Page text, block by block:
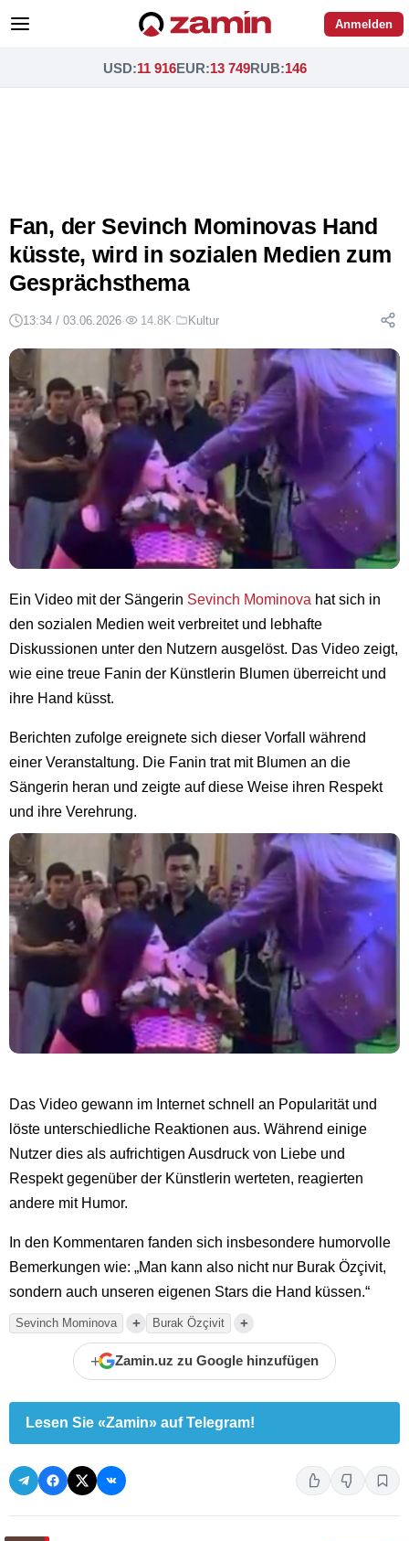
Anmelden
USD:11 916EUR:13 749RUB:146
Fan, der Sevinch Mominovas Hand
küsste, wird in sozialen Medien zum
Gesprächsthema
13:34 / 03.06.2026· 14.8K· Kultur
Ein Video mit der Sängerin Sevinch Mominova hat sich in
den sozialen Medien weit verbreitet und lebhafte
Diskussionen unter den Nutzern ausgelöst. Das Video zeigt,
wie eine treue Fanin der Künstlerin Blumen überreicht und
ihre Hand küsst.
Berichten zufolge ereignete sich dieser Vorfall während
einer Veranstaltung. Die Fanin trat mit Blumen an die
Sängerin heran und zeigte auf diese Weise ihren Respekt
und ihre Verehrung.
Das Video gewann im Internet schnell an Popularität und
löste unterschiedliche Reaktionen aus. Während einige
Nutzer dies als aufrichtigen Ausdruck von Liebe und
Respekt gegenüber der Künstlerin werteten, reagierten
andere mit Humor.
In den Kommentaren fanden sich insbesondere humorvolle
Bemerkungen wie: „Man kann also nicht nur Burak Özçivit,
sondern auch unseren eigenen Stars die Hand küssen.“
Sevinch Mominova + Burak Özçivit +
+ Zamin.uz zu Google hinzufügen
Lesen Sie «Zamin» auf Telegram!